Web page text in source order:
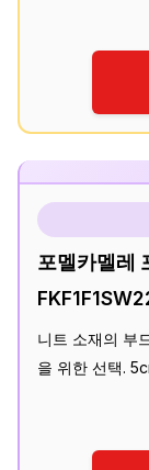
포멜카멜레
니트 소재의 부
을 위한 선택.